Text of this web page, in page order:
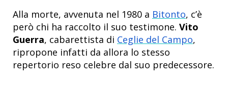
Alla morte, avvenuta nel 1980 a Bitonto, c’è
però chi ha raccolto il suo testimone. Vito
Guerra, cabarettista di Ceglie del Campo,
ripropone infatti da allora lo stesso
repertorio reso celebre dal suo predecessore.